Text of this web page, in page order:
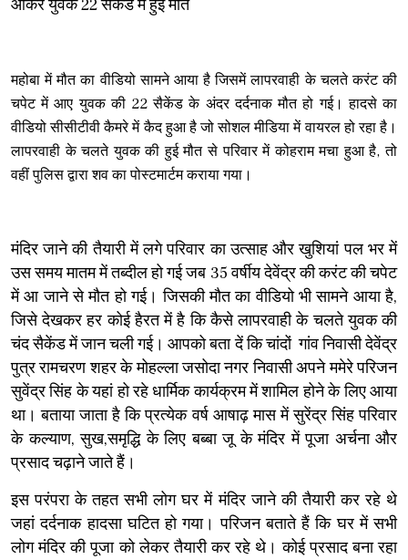
आकर युवक 22 सैकेंड में हुई मौत
महोबा में मौत का वीडियो सामने आया है जिसमें लापरवाही के चलते करंट की
चपेट में आए युवक की 22 सैकेंड के अंदर दर्दनाक मौत हो गई। हादसे का
वीडियो सीसीटीवी कैमरे में कैद हुआ है जो सोशल मीडिया में वायरल हो रहा है।
लापरवाही के चलते युवक की हुई मौत से परिवार में कोहराम मचा हुआ है, तो
वहीं पुलिस द्वारा शव का पोस्टमार्टम कराया गया।
मंदिर जाने की तैयारी में लगे परिवार का उत्साह और खुशियां पल भर में
उस समय मातम में तब्दील हो गई जब 35 वर्षीय देवेंद्र की करंट की चपेट
में आ जाने से मौत हो गई। जिसकी मौत का वीडियो भी सामने आया है,
जिसे देखकर हर कोई हैरत में है कि कैसे लापरवाही के चलते युवक की
चंद सैकेंड में जान चली गई। आपको बता दें कि चांदों गांव निवासी देवेंद्र
पुत्र रामचरण शहर के मोहल्ला जसोदा नगर निवासी अपने ममेरे परिजन
सुवेंद्र सिंह के यहां हो रहे धार्मिक कार्यक्रम में शामिल होने के लिए आया
था। बताया जाता है कि प्रत्येक वर्ष आषाढ़ मास में सुरेंद्र सिंह परिवार
के कल्याण, सुख,समृद्धि के लिए बब्बा जू के मंदिर में पूजा अर्चना और
प्रसाद चढ़ाने जाते हैं।
इस परंपरा के तहत सभी लोग घर में मंदिर जाने की तैयारी कर रहे थे
जहां दर्दनाक हादसा घटित हो गया। परिजन बताते हैं कि घर में सभी
लोग मंदिर की पूजा को लेकर तैयारी कर रहे थे। कोई प्रसाद बना रहा